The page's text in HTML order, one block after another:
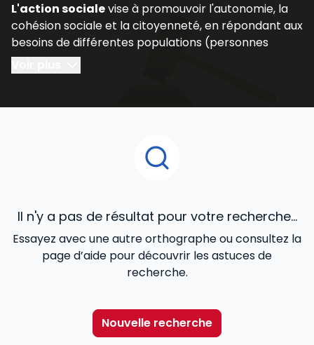
L'action socialevise à promouvoir l'autonomie, la
cohésion sociale et la citoyenneté, en répondant aux
besoins de différentes populations (personnes
handicapées, personnes âgées, familles
vulnérables).
Pour aider les professionnels du secteur –
mieux remplir leurs missions,
accompagne avec une information utile et
temps réel, des exemples de bonnes pratiques…
Il n'y a pas de résultat pour votre recherche...
Essayez avec une autre orthographe ou consultez la
page d’aide pour découvrir les astuces de
recherche.
Nouvelle recherche